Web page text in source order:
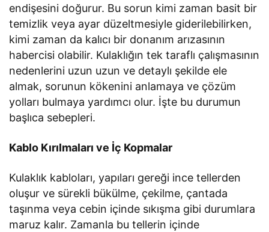
endişesini doğurur. Bu sorun kimi zaman basit bir
temizlik veya ayar düzeltmesiyle giderilebilirken,
kimi zaman da kalıcı bir donanım arızasının
habercisi olabilir. Kulaklığın tek taraflı çalışmasının
nedenlerini uzun uzun ve detaylı şekilde ele
almak, sorunun kökenini anlamaya ve çözüm
yolları bulmaya yardımcı olur. İşte bu durumun
başlıca sebepleri.
Kablo Kırılmaları ve İç Kopmalar
Kulaklık kabloları, yapıları gereği ince tellerden
oluşur ve sürekli bükülme, çekilme, çantada
taşınma veya cebin içinde sıkışma gibi durumlara
maruz kalır. Zamanla bu tellerin içinde